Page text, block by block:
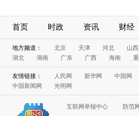
首页 时政 资讯 财经
地方频道： 北京 天津 河北
山西
湖北
湖南 广东 广西 海南
友情链接： 人民网 新华网
中国网
中国新闻网
光明网
互联网举报中心
防范